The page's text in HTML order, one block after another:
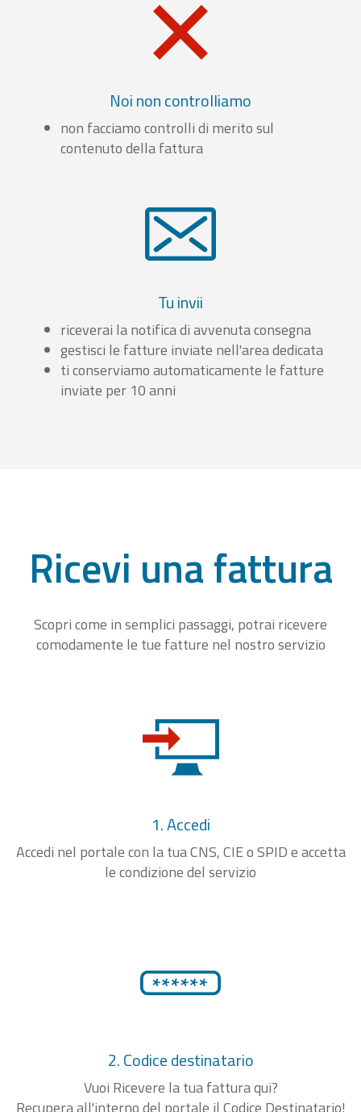
Noi non controlliamo
non facciamo controlli di merito sul
contenuto della fattura
Tu invii
riceverai la notifica di avvenuta consegna
gestisci le fatture inviate nell'area dedicata
ti conserviamo automaticamente le fatture
inviate per 10 anni
Ricevi una fattura
Scopri come in semplici passaggi, potrai ricevere
comodamente le tue fatture nel nostro servizio
1. Accedi
Accedi nel portale con la tua CNS, CIE o SPID e accetta
le condizione del servizio
2. Codice destinatario
Vuoi Ricevere la tua fattura qui?
Recupera all'interno del portale il Codice Destinatario!